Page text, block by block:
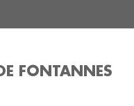
FONTANNES